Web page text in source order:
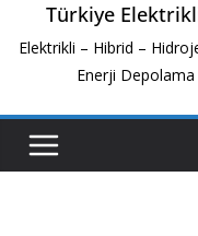
Türkiye
Elektrikli – Hibrid –
Enerji Depolama